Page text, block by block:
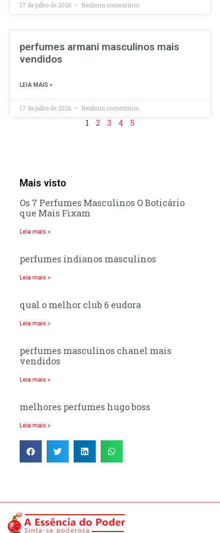
17 de julho de 2026 Nenhum comentário
perfumes armani masculinos mais
vendidos
LEIA MAIS »
17 de julho de 2026 Nenhum comentário
1 2 3 4 5
Mais visto
Os 7 Perfumes Masculinos O Boticário
que Mais Fixam
Leia mais »
perfumes indianos masculinos
Leia mais »
qual o melhor club 6 eudora
Leia mais »
perfumes masculinos chanel mais
vendidos
Leia mais »
melhores perfumes hugo boss
Leia mais »